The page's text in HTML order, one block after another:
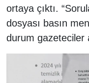
ortaya çıktı.
dosyası basın
durum gazeteciler